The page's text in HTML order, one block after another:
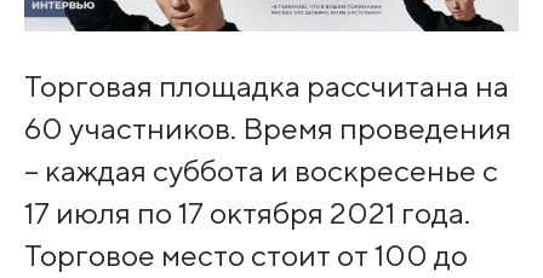
Торговая площадка рассчитана на
60 участников. Время проведения
– каждая суббота и воскресенье с
17 июля по 17 октября 2021 года.
Торговое место стоит от 100 до